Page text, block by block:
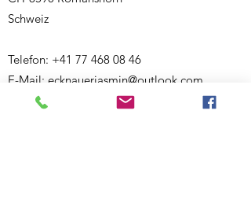
Schweiz
Telefon: +41 77 468 08 46
E-Mail: ecknauerjasmin@outlook.com
Website:
www.bewegigshuesli.ch